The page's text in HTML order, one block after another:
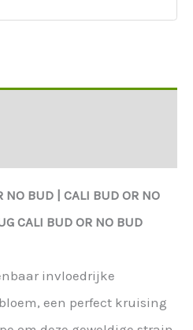
BUD |
CALI BUD OR NO
CALI BUD OR NO BUD
invloedrijke
een perfect kruising